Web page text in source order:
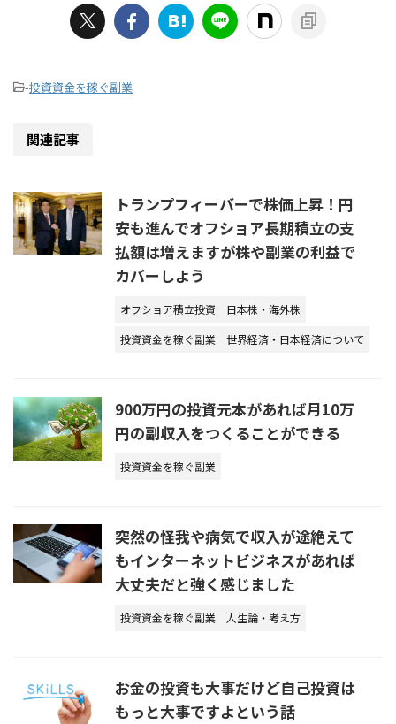
-投資資金を稼ぐ副業
関連記事
トランプフィーバーで株価上昇！円
安も進んでオフショア長期積立の支
払額は増えますが株や副業の利益で
カバーしよう
オフショア積立投資
日本株・海外株
投資資金を稼ぐ副業
世界経済・日本経済について
900万円の投資元本があれば月10万
円の副収入をつくることができる
投資資金を稼ぐ副業
突然の怪我や病気で収入が途絶えて
もインターネットビジネスがあれば
大丈夫だと強く感じました
投資資金を稼ぐ副業 人生論・考え方
お金の投資も大事だけど自己投資は
もっと大事ですよという話